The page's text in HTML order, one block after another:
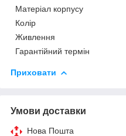
Матеріал корпусу
Колір
Живлення
Гарантійний термін
Приховати
Умови доставки
Нова Пошта